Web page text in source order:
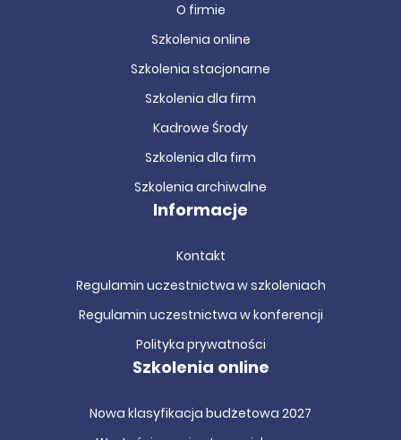
O firmie
Szkolenia online
Szkolenia stacjonarne
Szkolenia dla firm
Kadrowe Środy
Szkolenia dla firm
Szkolenia archiwalne
Informacje
Kontakt
Regulamin uczestnictwa w szkoleniach
Regulamin uczestnictwa w konferencji
Polityka prywatności
Szkolenia online
Nowa klasyfikacja budżetowa 2027